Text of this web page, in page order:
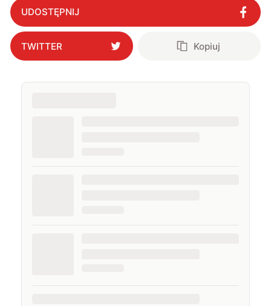
UDOSTĘPNIJ
TWITTER Kopiuj